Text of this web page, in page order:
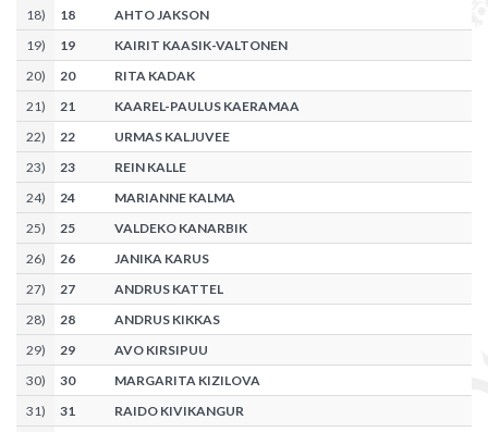
18) 18
AHTO JAKSON
19) 19
KAIRIT KAASIK-VALTONEN
20) 20
RITA KADAK
21) 21
KAAREL-PAULUS KAERAMAA
22) 22
URMAS KALJUVEE
23) 23
REIN KALLE
24) 24
MARIANNE KALMA
25) 25
VALDEKO KANARBIK
26) 26
JANIKA KARUS
27) 27
ANDRUS KATTEL
28) 28
ANDRUS KIKKAS
29) 29
AVO KIRSIPUU
30) 30
MARGARITA KIZILOVA
31) 31
RAIDO KIVIKANGUR